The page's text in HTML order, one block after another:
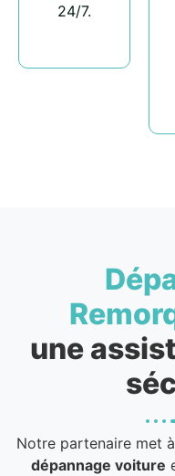
24/7.
une
Notre partenaire met
dépannage voiture